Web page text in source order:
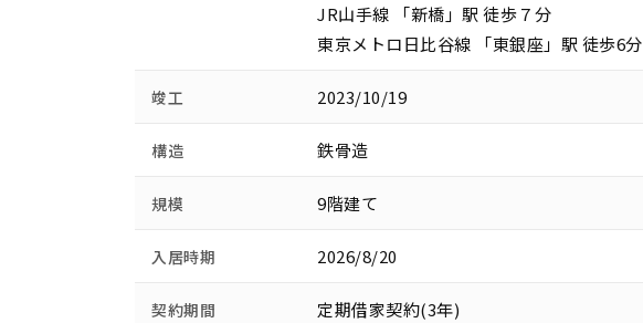
JR山手線 「新橋」駅 徒歩７分
東京メトロ日比谷線 「東銀座」駅 徒歩6分
竣工 2023/10/19
構造 鉄骨造
規模 9階建て
入居時期 2026/8/20
契約期間 定期借家契約(3年)